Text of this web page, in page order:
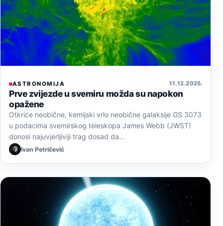
ASTRONOMIJA 11. 12. 2025.
Prve zvijezde u svemiru možda su napokon
opažene
Otkriće neobične, kemijski vrlo neobične galaksije GS 3073
u podacima svemirskog teleskopa James Webb (JWST)
donosi najuvjerljiviji trag dosad da…
Ivan Petričević